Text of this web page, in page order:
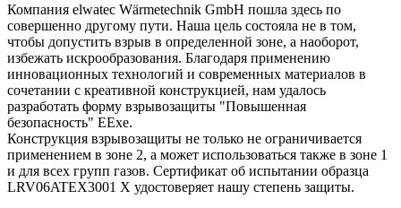
Компания elwatec Wärmetechnik GmbH пошла здесь по
совершенно другому пути. Наша цель состояла не в том,
чтобы допустить взрыв в определенной зоне, а наоборот,
избежать искрообразования. Благодаря применению
инновационных технологий и современных материалов в
сочетании с креативной конструкцией, нам удалось
разработать форму взрывозащиты "Повышенная
безопасность" EExe.
Конструкция взрывозащиты не только не ограничивается
применением в зоне 2, а может использоваться также в зоне 1
и для всех групп газов. Сертификат об испытании образца
LRV06ATEX3001 X удостоверяет нашу степень защиты.